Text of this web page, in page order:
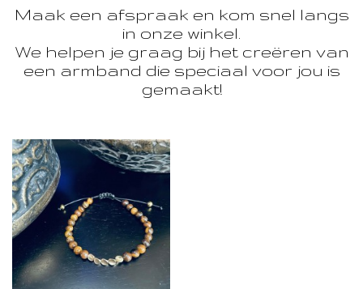
Maak een afspraak en kom snel langs
in onze winkel.
We helpen je graag bij het creëren van
een armband die speciaal voor jou is
gemaakt!